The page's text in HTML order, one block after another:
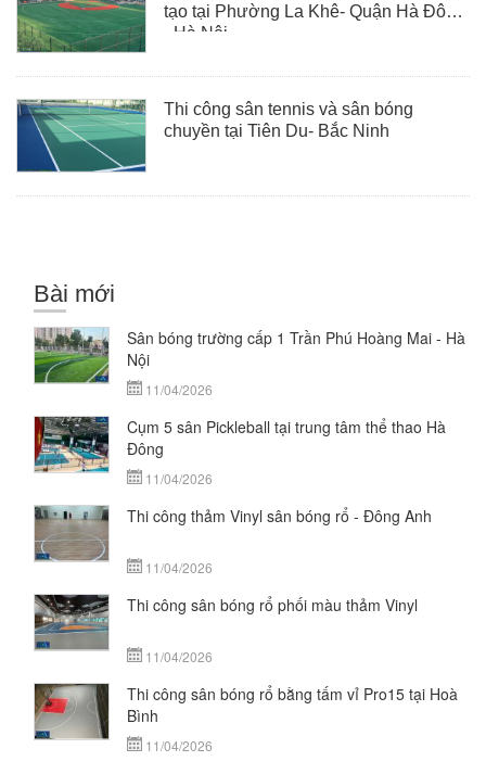
tạo tại Phường La Khê- Quận Hà Đông
- Hà Nội
Thi công sân tennis và sân bóng
chuyền tại Tiên Du- Bắc Ninh
Bài mới
Sân bóng trường cấp 1 Trần Phú Hoàng Mai - Hà
Nội
11/04/2026
Cụm 5 sân Pickleball tại trung tâm thể thao Hà
Đông
11/04/2026
Thi công thảm Vinyl sân bóng rổ - Đông Anh
11/04/2026
Thi công sân bóng rổ phối màu thảm Vinyl
11/04/2026
Thi công sân bóng rổ bằng tấm vỉ Pro15 tại Hoà
Bình
11/04/2026